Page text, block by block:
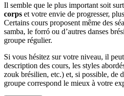
Il semble que le plus important soit
corps et votre envie de progresser,
Certains cours proposent même des
samba, le forró ou d’autres danses
groupe régulier.
Si vous hésitez sur votre niveau, il
description des cours, les styles
zouk brésilien, etc.) et, si possible, de
groupe correspond le mieux à votre